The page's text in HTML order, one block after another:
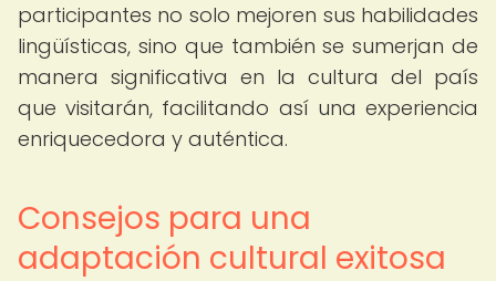
participantes no solo mejoren sus habilidades
lingüísticas, sino que también se sumerjan de
manera significativa en la cultura del país
que visitarán, facilitando así una experiencia
enriquecedora y auténtica.
Consejos para una
adaptación cultural exitosa